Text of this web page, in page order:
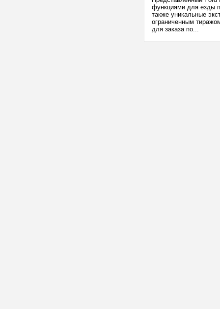
функциями для езды
также уникальные
ограниченным
для заказа по...